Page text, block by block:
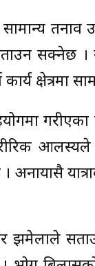
तनाव
सक्नेछ
क्षेत्रमा
आलस्यले
अनायासै
झमेलाले